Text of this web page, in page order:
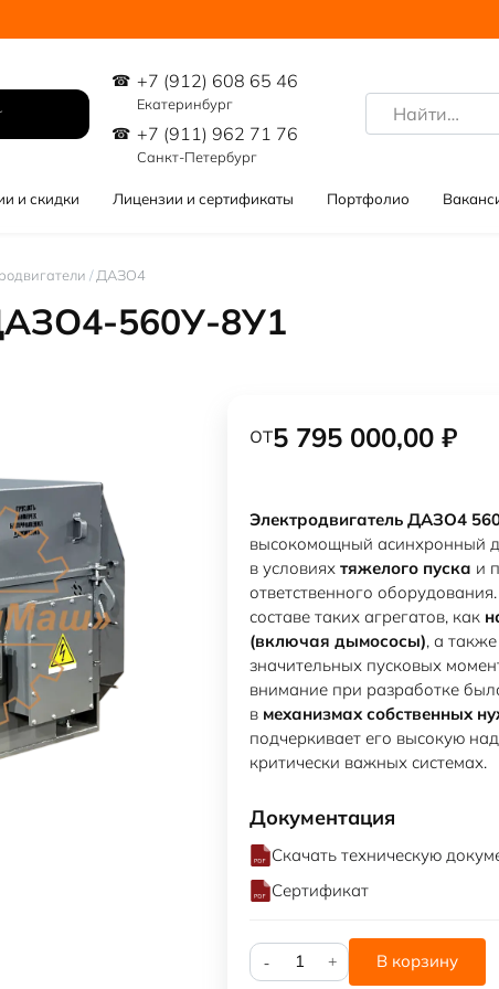
+7 (912) 608 65 46
Екатеринбург
+7 (911) 962 71 76
Санкт-Петербург
Search
for:
и скидки Лицензии и сертификаты Портфолио
/ДАЗО4
560У-8У1
от5 795 000,00 ₽
Электродвигатель ДАЗО4
высокомощный асинхронный
в условиях тяжелого пуска и
ответственного
составе таких агрегатов, как
(включая дымососы), а
значительных пусковых
внимание при разработке
в механизмах собственных
подчеркивает его высокую
критически важных системах.
Документация
Скачать техническую
Сертификат
Количество
товара
В корзину